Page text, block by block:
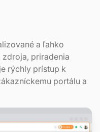
a ľahko
priradenia
rýchly prístup k
portálu a